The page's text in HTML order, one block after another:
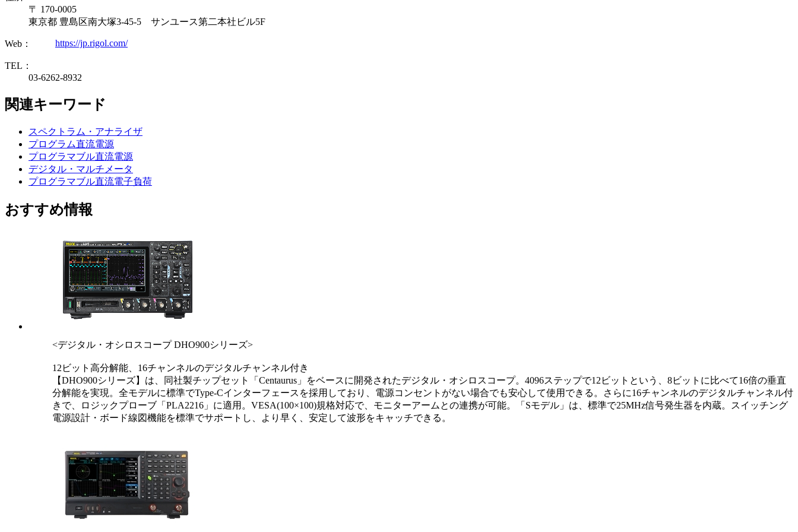
〒 170-0005
東京都 豊島区南大塚3-45-5 サンユース第二本社ビル5F
Web： https://jp.rigol.com/
TEL：
03-6262-8932
関連キーワード
スペクトラム・アナライザ
プログラム直流電源
プログラマブル直流電源
デジタル・マルチメータ
プログラマブル直流電子負荷
おすすめ情報
<デジタル・オシロスコープ DHO900シリーズ>
12ビット高分解能、16チャンネルのデジタルチャンネル付き
【DHO900シリーズ】は、同社製チップセット「Centaurus」をベースに開発されたデジタル・オシロスコープ。4096ステップで12ビットという、8ビットに比べて16倍の垂直
分解能を実現。全モデルに標準でType-Cインターフェースを採用しており、電源コンセントがない場合でも安心して使用できる。さらに16チャンネルのデジタルチャンネル付
きで、ロジックプローブ「PLA2216」に適用。VESA(100×100)規格対応で、モニターアームとの連携が可能。「Sモデル」は、標準で25MHz信号発生器を内蔵。スイッチング
電源設計・ボード線図機能を標準でサポートし、より早く、安定して波形をキャッチできる。